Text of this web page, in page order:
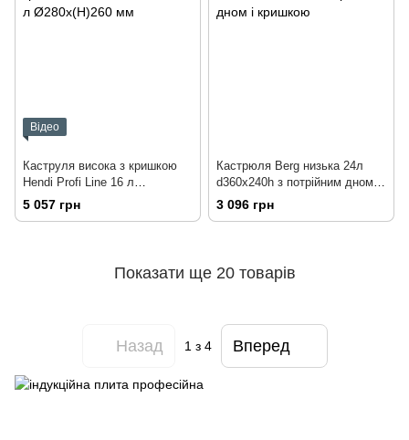
Відео
Каструля висока з кришкою
Hendi Profi Line 16 л
Ø280x(H)260 мм
5 057 грн
Кастрюля Berg низька 24л
d360х240h з потрійним дном і
кришкою
3 096 грн
Показати ще 20 товарів
Назад 1з 4 Вперед